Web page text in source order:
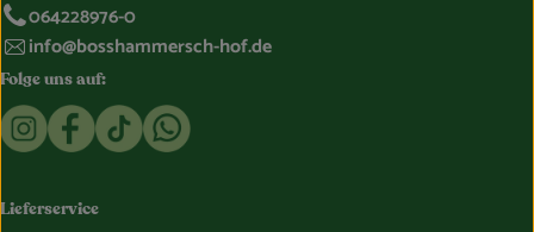
064228976-0
info@bosshammersch-hof.de
Folge uns auf:
Externer Link zu https://www.instagram.com/
Externer Link zu https://www.facebook.com/
Externer Link zu https://www.tiktok.com/
Externer Link zu https://whatsapp.com/
Lieferservice